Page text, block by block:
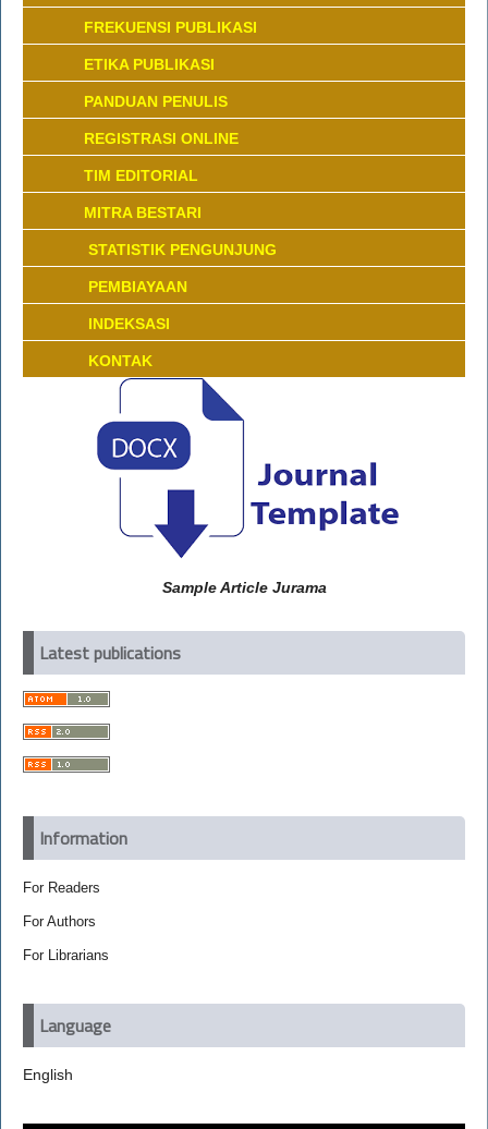
FREKUENSI PUBLIKASI
ETIKA PUBLIKASI
PANDUAN PENULIS
REGISTRASI ONLINE
TIM EDITORIAL
MITRA BESTARI
STATISTIK PENGUNJUNG
PEMBIAYAAN
INDEKSASI
KONTAK
Sample Article Jurama
Latest publications
Information
For Readers
For Authors
For Librarians
Language
English